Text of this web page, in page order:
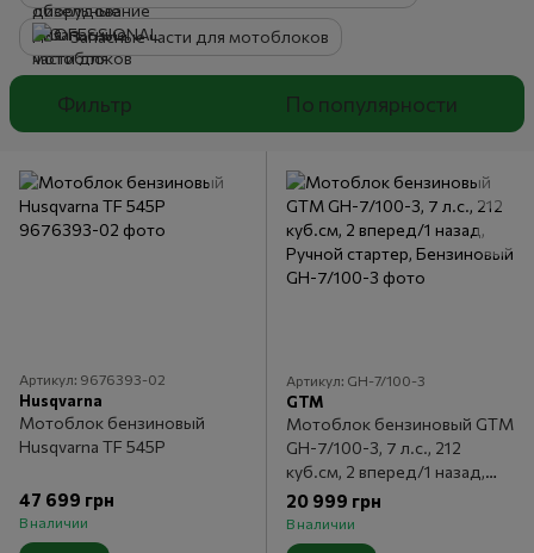
Запасные части для мотоблоков
Фильтр По популярности
Артикул: 9676393-02
Husqvarna
Мотоблок бензиновый
Husqvarna TF 545P
47 699 грн
В наличии
Артикул: GH-7/100-3
GTM
Мотоблок бензиновый GTM
GH-7/100-3, 7 л.с., 212
куб.см, 2 вперед/1 назад,
Ручной стартер, Бензиновый
20 999 грн
В наличии